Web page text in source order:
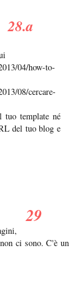
04/how-to-
08/cercare-
template né
del tuo blog e
ci sono. C'è un